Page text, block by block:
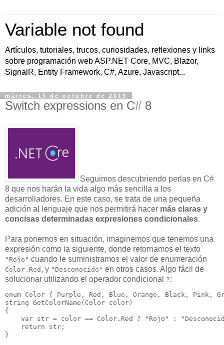
Variable not found
Artículos, tutoriales, trucos, curiosidades, reflexiones y links
sobre programación web ASP.NET Core, MVC, Blazor,
SignalR, Entity Framework, C#, Azure, Javascript...
martes, 15 de octubre de 2019
Switch expressions en C# 8
Seguimos descubriendo perlas en C#
8 que nos harán la vida algo más sencilla a los
desarrolladores. En este caso, se trata de una pequeña
adición al lenguaje que nos permitirá hacer más claras y
concisas determinadas expresiones condicionales.
Para ponernos en situación, imaginemos que tenemos una
expresión como la siguiente, donde retornamos el texto
"Rojo" cuando le suministramos el valor de enumeración
Color.Red , y "Desconocido" en otros casos. Algo fácil de
solucionar utilizando el operador condicional
?:
enum Color { Purple, Red, Blue, Orange, Black, Pink,
string GetColorName(Color color)
{
var str = color == Color.Red ? "Rojo" :
    return str;